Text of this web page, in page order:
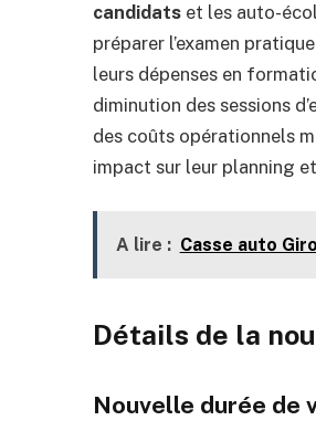
candidats et les auto-
préparer l’examen
leurs dépenses en
diminution des sessions
des coûts opérationnels
impact sur leur planning
A lire : Casse auto
Détails de la
Nouvelle durée de